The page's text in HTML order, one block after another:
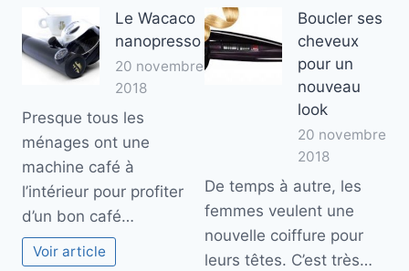
Le Wacaco
nanopresso
20 novembre
2018
Presque tous les
ménages ont une
machine café à
l’intérieur pour profiter
d’un bon café…
Voir article
Boucler ses
cheveux
pour un
nouveau
look
20 novembre
2018
De temps à autre, les
femmes veulent une
nouvelle coiffure pour
leurs têtes. C’est très…